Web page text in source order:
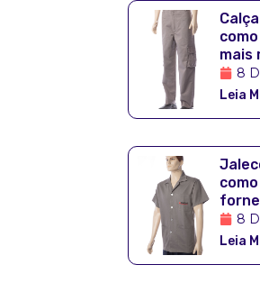
mais
8
Leia
8
Leia